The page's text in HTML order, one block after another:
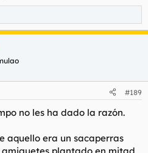
#189
no les ha dado la razón.
aquello era un sacaperras